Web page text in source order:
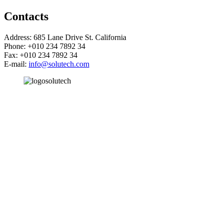
Contacts
Address: 685 Lane Drive St. California
Phone: +010 234 7892 34
Fax: +010 234 7892 34
E-mail: info@solutech.com